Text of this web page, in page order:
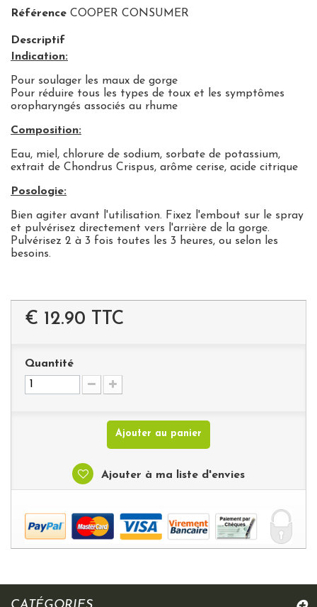
Référence COOPER CONSUMER
Descriptif
Indication:
Pour soulager les maux de gorge
Pour réduire tous les types de toux et les symptômes
oropharyngés associés au rhume
Composition:
Eau, miel, chlorure de sodium, sorbate de potassium,
extrait de Chondrus Crispus, arôme cerise, acide citrique
Posologie:
Bien agiter avant l'utilisation. Fixez l'embout sur le spray
et pulvérisez directement vers l'arrière de la gorge.
Pulvérisez 2 à 3 fois toutes les 3 heures, ou selon les
besoins.
€ 12.90 TTC
Quantité
Ajouter au panier
Ajouter à ma liste d'envies